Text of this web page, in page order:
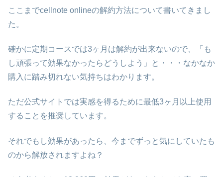
ここまでcellnote onlineの解約方法について書いてきまし
た。
確かに定期コースでは3ヶ月は解約が出来ないので、「も
し頑張って効果なかったらどうしよう」と・・・なかなか
購入に踏み切れない気持ちはわかります。
ただ公式サイトでは実感を得るために最低3ヶ月以上使用
することを推奨しています。
それでもし効果があったら、今までずっと気にしていたも
のから解放されますよね？